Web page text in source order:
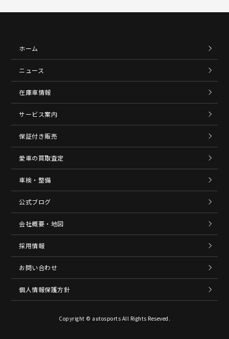
ホーム
ニュース
在庫車情報
サービス案内
保証付き販売
愛車の買取査定
車検・整備
公式ブログ
会社概要・地図
採用情報
お問い合わせ
個人情報保護方針
Copyright © autosports All Rights Reseved.